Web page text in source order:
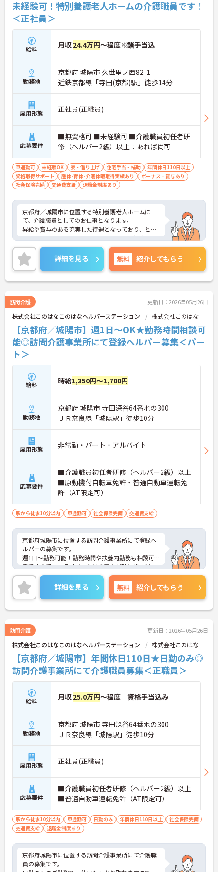
未経験可！特別養護老人ホームの介護職員です！
＜正社員＞
給料 月収 24.4万円～程度※諸手当込
勤務地
京都府 城陽市 久世里ノ西82-1
近鉄京都線「寺田(京都)駅」徒歩14分
雇用形態 正社員(正職員)
応募要件
■無資格可 ■未経験可 ■介護職員初任者研
修（ヘルパー2級）以上：あれば尚可
車通勤可 未経験OK 寮・借り上げ 住宅手当・補助
年間休日110日以上
資格取得サポート
産休･育休･介護休暇取得実績あり
ボーナス・賞与あり
社会保険完備
交通費支給 退職金制度あり
京都府／城陽市に位置する特別養護老人ホームに
て、介護職員としてのお仕事となります。
昇給や賞与のある充実した待遇となっており、とて
もやりがいのある環境となっております◎無資格の
方でも資格取得支援制度がありますので、ご自身の
スキルアップも目指せます！
ご興味ある方は面接ポイントをお伝えしますので、
お気軽にお問い合わせください♪
詳細を見る 無料 紹介してもらう
訪問介護 更新日：2026年05月26日
株式会社このはなこのはなヘルパーステーション 株式会社このはな
【京都府／城陽市】週1日～OK★勤務時間相談可
能◎訪問介護事業所にて登録ヘルパー募集＜パー
ト＞
給料 時給1,350円～1,700円
勤務地
京都府 城陽市 寺田深谷64番地の300
ＪＲ奈良線「城陽駅」徒歩10分
雇用形態 非常勤・パート・アルバイト
応募要件
■介護職員初任者研修（ヘルパー2級）以上
■原動機付自転車免許・普通自動車運転免
許（AT限定可）
駅から徒歩10分以内 車通勤可 社会保険完備 交通費支給
京都府城陽市に位置する訪問介護事業所にて登録ヘ
ルパーの募集です。
週1日～勤務可能！勤務時間や扶養内勤務も相談可
能ですので、プライベートとの両立が叶います◎
ご興味ある方には、面接対策ポイントなど、さらに
詳細をお話しいたしますのでお気軽にご相談くださ
い！
詳細を見る 無料 紹介してもらう
訪問介護 更新日：2026年05月26日
株式会社このはなこのはなヘルパーステーション 株式会社このはな
【京都府／城陽市】年間休日110日★日勤のみ◎
訪問介護事業所にて介護職員募集＜正職員＞
給料 月収 25.0万円～程度 資格手当込み
勤務地
京都府 城陽市 寺田深谷64番地の300
ＪＲ奈良線「城陽駅」徒歩10分
雇用形態 正社員(正職員)
応募要件
■介護職員初任者研修（ヘルパー2級）以上
■普通自動車運転免許（AT限定可）
駅から徒歩10分以内 車通勤可 日勤のみ 年間休日110日以上
社会保険完備
交通費支給
退職金制度あり
京都府城陽市に位置する訪問介護事業所にて介護職
員の募集です。